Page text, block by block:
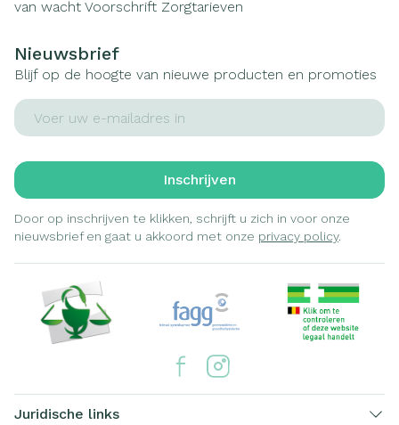
van wacht Voorschrift Zorgtarieven
Nieuwsbrief
Blijf op de hoogte van nieuwe producten en promoties
E-mail adres
Inschrijven
Door op inschrijven te klikken, schrijft u zich in voor onze
nieuwsbrief en gaat u akkoord met onze privacy policy.
Juridische links